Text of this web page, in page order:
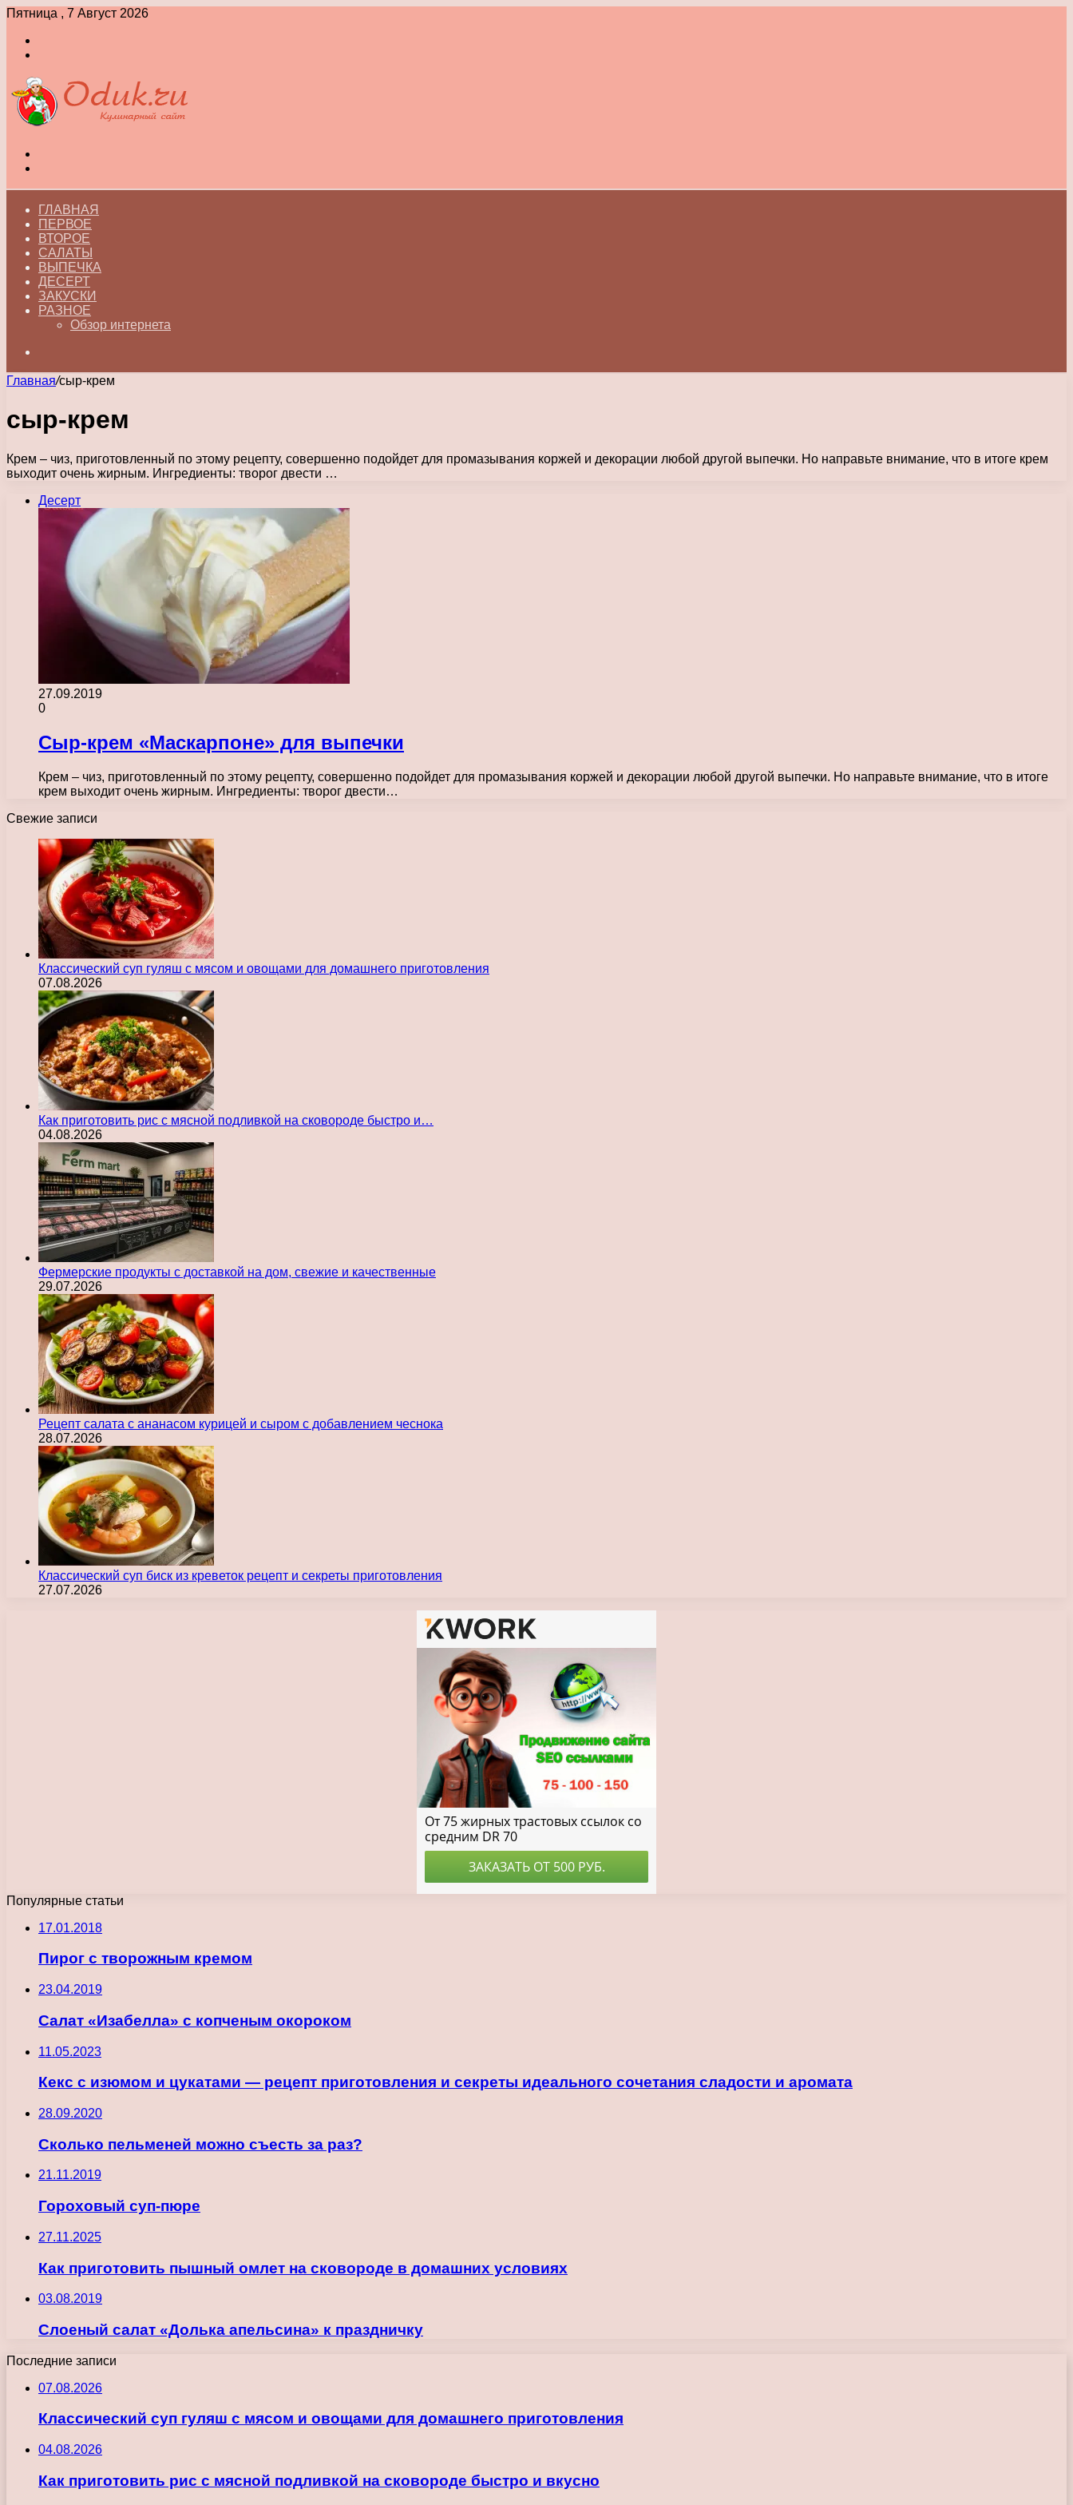
Пятница , 7 Август 2026
ГЛАВНАЯ
ПЕРВОЕ
ВТОРОЕ
САЛАТЫ
ВЫПЕЧКА
ДЕСЕРТ
ЗАКУСКИ
РАЗНОЕ
Обзор интернета
Главная/сыр-крем
сыр-крем
Крем – чиз, приготовленный по этому рецепту, совершенно подойдет для промазывания коржей и декорации любой другой выпечки. Но направьте внимание, что в итоге крем
выходит очень жирным. Ингредиенты: творог двести …
Десерт
27.09.2019
0
Сыр-крем «Маскарпоне» для выпечки
Крем – чиз, приготовленный по этому рецепту, совершенно подойдет для промазывания коржей и декорации любой другой выпечки. Но направьте внимание, что в итоге
крем выходит очень жирным. Ингредиенты: творог двести…
Свежие записи
Классический суп гуляш с мясом и овощами для домашнего приготовления
07.08.2026
Как приготовить рис с мясной подливкой на сковороде быстро и…
04.08.2026
Фермерские продукты с доставкой на дом, свежие и качественные
29.07.2026
Рецепт салата с ананасом курицей и сыром с добавлением чеснока
28.07.2026
Классический суп биск из креветок рецепт и секреты приготовления
27.07.2026
Популярные статьи
17.01.2018
Пирог с творожным кремом
23.04.2019
Салат «Изабелла» с копченым окороком
11.05.2023
Кекс с изюмом и цукатами — рецепт приготовления и секреты идеального сочетания сладости и аромата
28.09.2020
Сколько пельменей можно съесть за раз?
21.11.2019
Гороховый суп-пюре
27.11.2025
Как приготовить пышный омлет на сковороде в домашних условиях
03.08.2019
Слоеный салат «Долька апельсина» к праздничку
Последние записи
07.08.2026
Классический суп гуляш с мясом и овощами для домашнего приготовления
04.08.2026
Как приготовить рис с мясной подливкой на сковороде быстро и вкусно